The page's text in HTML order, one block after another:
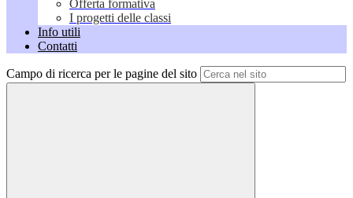
Offerta formativa
I progetti delle classi
Info utili
Contatti
Campo di ricerca per le pagine del sito